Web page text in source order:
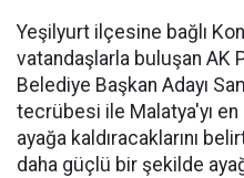
Yeşilyurt ilçesine bağlı
vatandaşlarla buluşan AK
Belediye Başkan Adayı
tecrübesi ile Malatya'yı
ayağa kaldıracaklarını
daha güçlü bir şekilde